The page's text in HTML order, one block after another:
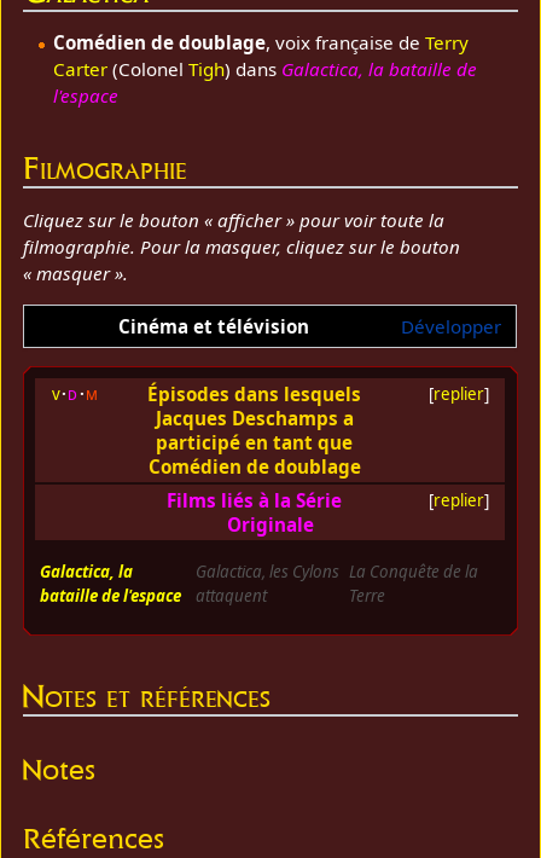
Comédien de doublage, voix française de Terry
Carter(Colonel Tigh) dans Galactica, la bataille de
l'espace
Filmographie
Cliquez sur le bouton « afficher » pour voir toute la
filmographie. Pour la masquer, cliquez sur le bouton
« masquer ».
Développer
Cinéma et télévision
[replier]
v d m
Épisodes dans lesquels
Jacques Deschamps a
participé en tant que
Comédien de doublage
[replier]
Films liés à la Série
Originale
Galactica, la
bataille de l'espace
Galactica, les Cylons
attaquent
La Conquête de la
Terre
Notes et références
Notes
Références